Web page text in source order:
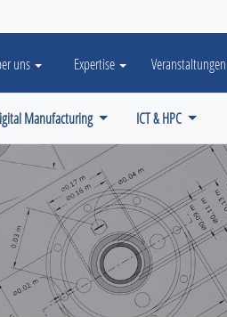
uns Expertise Veranstaltungen
Manufacturing ICT & HPC
your activities? We take your